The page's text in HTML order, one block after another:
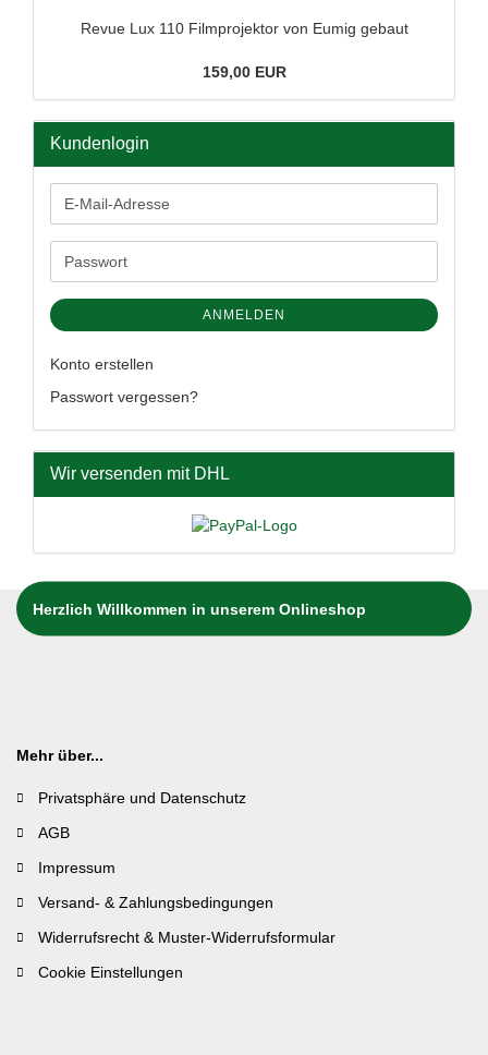
Revue Lux 110 Filmprojektor von Eumig gebaut
159,00 EUR
Kundenlogin
E-
Mail-
Adresse
Passwort
ANMELDEN
Konto erstellen
Passwort vergessen?
Wir versenden mit DHL
Herzlich Willkommen in unserem Onlineshop
Mehr über...
Privatsphäre und Datenschutz
AGB
Impressum
Versand- & Zahlungsbedingungen
Widerrufsrecht & Muster-Widerrufsformular
Cookie Einstellungen